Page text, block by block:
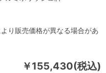
￥155,430(税込)
り販売価格が異なる場合があ